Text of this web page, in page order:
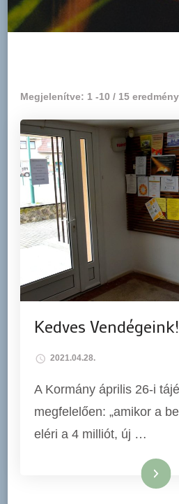
Megjelenítve: 1 -10 / 15 eredmény
Kedves Vendégeink!
2021.04.28.
A Kormány április 26-i
megfelelően: „amikor a
eléri a 4 milliót, új …
Tovább